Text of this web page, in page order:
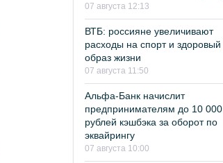
07 августа 12:13
ВТБ: россияне увеличивают
расходы на спорт и здоровый
образ жизни
07 августа 11:50
Альфа-Банк начислит
предпринимателям до 10 000
рублей кэшбэка за оборот по
эквайрингу
07 августа 10:00